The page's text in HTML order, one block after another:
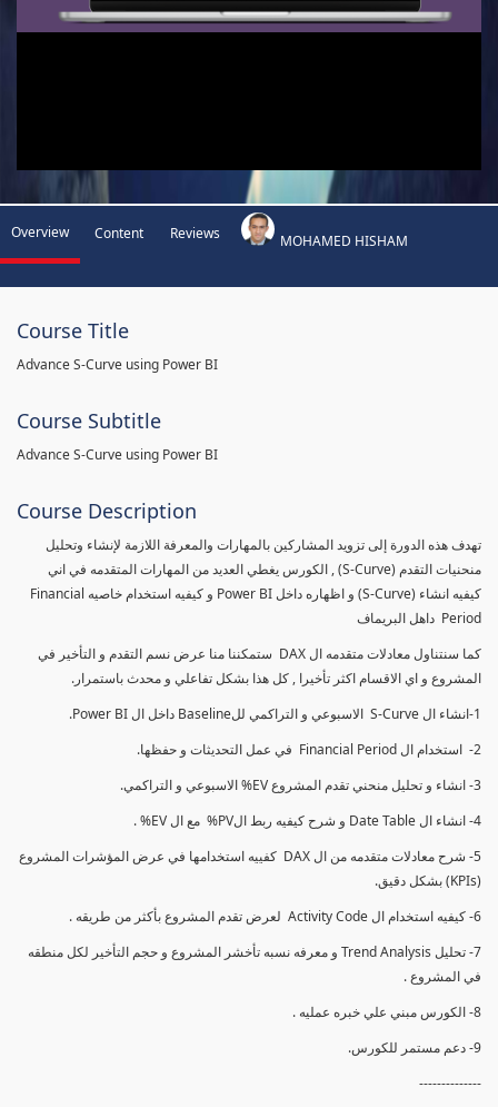
Overview Content Reviews MOHAMED HISHAM
Course Title
Advance S-Curve using Power BI
Course Subtitle
Advance S-Curve using Power BI
Course Description
تهدف هذه الدورة إلى تزويد المشاركين بالمهارات والمعرفة اللازمة لإنشاء وتحليل
منحنيات التقدم (S-Curve) , الكورس يغطي العديد من المهارات المتقدمه في اني
كيفيه انشاء (S-Curve) و اظهاره داخل Power BI و كيفيه استخدام خاصيه Financial
Period داهل البريماف
كما سنتناول معادلات متقدمه ال DAX ستمكننا منا عرض نسم التقدم و التأخير في
المشروع و اي الاقسام اكثر تأخيرا , كل هذا بشكل تفاعلي و محدث باستمرار.
1-انشاء ال S-Curve الاسبوعي و التراكمي للBaseline داخل ال Power BI.
2- استخدام ال Financial Period في عمل التحديثات و حفظها.
3- انشاء و تحليل منحني تقدم المشروع EV% الاسبوعي و التراكمي.
4- انشاء ال Date Table و شرح كيفيه ربط الPV% مع ال EV% .
5- شرح معادلات متقدمه من ال DAX كفييه استخدامها في عرض المؤشرات المشروع
(KPIs) بشكل دقيق.
6- كيفيه استخدام ال Activity Code لعرض تقدم المشروع بأكثر من طريقه .
7- تحليل Trend Analysis و معرفه نسبه تأخشر المشروع و حجم التأخير لكل منطقه
في المشروع .
8- الكورس مبني علي خبره عمليه .
9- دعم مستمر للكورس.
--------------